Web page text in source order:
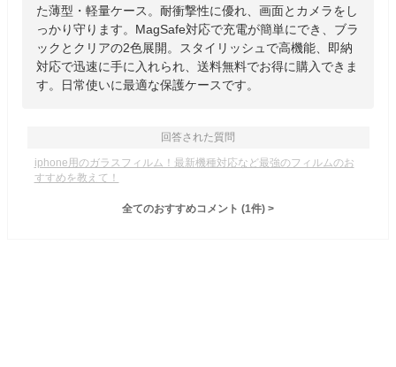
た薄型・軽量ケース。耐衝撃性に優れ、画面とカメラをし
っかり守ります。MagSafe対応で充電が簡単にでき、ブラ
ックとクリアの2色展開。スタイリッシュで高機能、即納
対応で迅速に手に入れられ、送料無料でお得に購入できま
す。日常使いに最適な保護ケースです。
回答された質問
iphone用のガラスフィルム！最新機種対応など最強のフィルムのお
すすめを教えて！
全てのおすすめコメント (1件) >